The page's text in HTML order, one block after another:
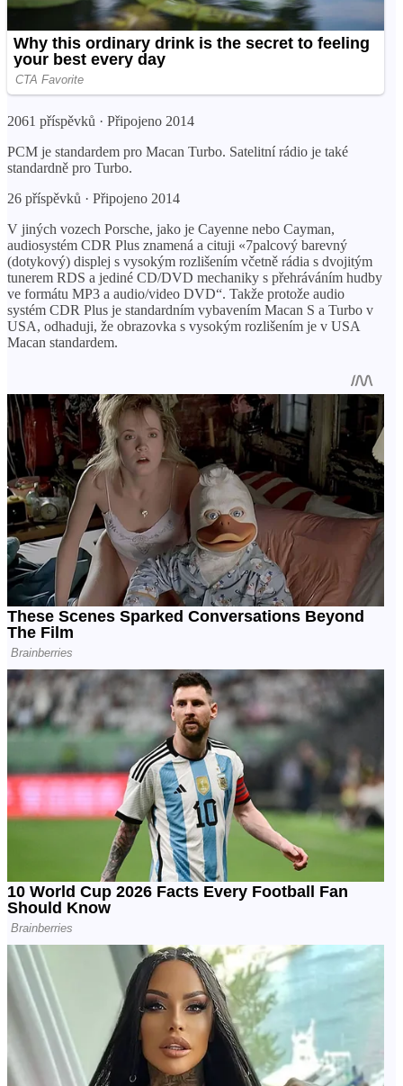
2061 příspěvků · Připojeno 2014
PCM je standardem pro Macan Turbo. Satelitní rádio je také
standardně pro Turbo.
26 příspěvků · Připojeno 2014
V jiných vozech Porsche, jako je Cayenne nebo Cayman,
audiosystém CDR Plus znamená a cituji «7palcový barevný
(dotykový) displej s vysokým rozlišením včetně rádia s dvojitým
tunerem RDS a jediné CD/DVD mechaniky s přehráváním hudby
ve formátu MP3 a audio/video DVD“. Takže protože audio
systém CDR Plus je standardním vybavením Macan S a Turbo v
USA, odhaduji, že obrazovka s vysokým rozlišením je v USA
Macan standardem.